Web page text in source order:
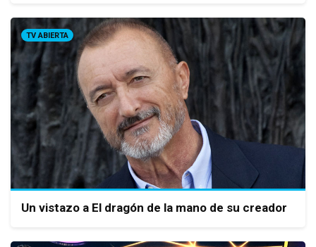
TV ABIERTA
Un vistazo a El dragón de la mano de su creador